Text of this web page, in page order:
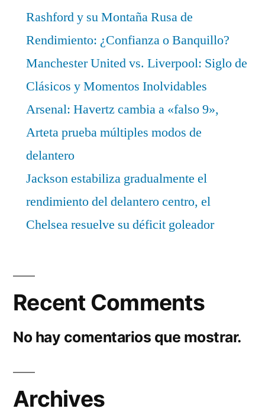
Rashford y su Montaña Rusa de
Rendimiento: ¿Confianza o Banquillo?
Manchester United vs. Liverpool: Siglo de
Clásicos y Momentos Inolvidables
Arsenal: Havertz cambia a «falso 9»,
Arteta prueba múltiples modos de
delantero
Jackson estabiliza gradualmente el
rendimiento del delantero centro, el
Chelsea resuelve su déficit goleador
Recent Comments
No hay comentarios que mostrar.
Archives